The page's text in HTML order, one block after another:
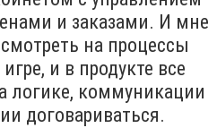
и заказами. И мне
на процессы
и в продукте все
логике, коммуникации
договариваться.